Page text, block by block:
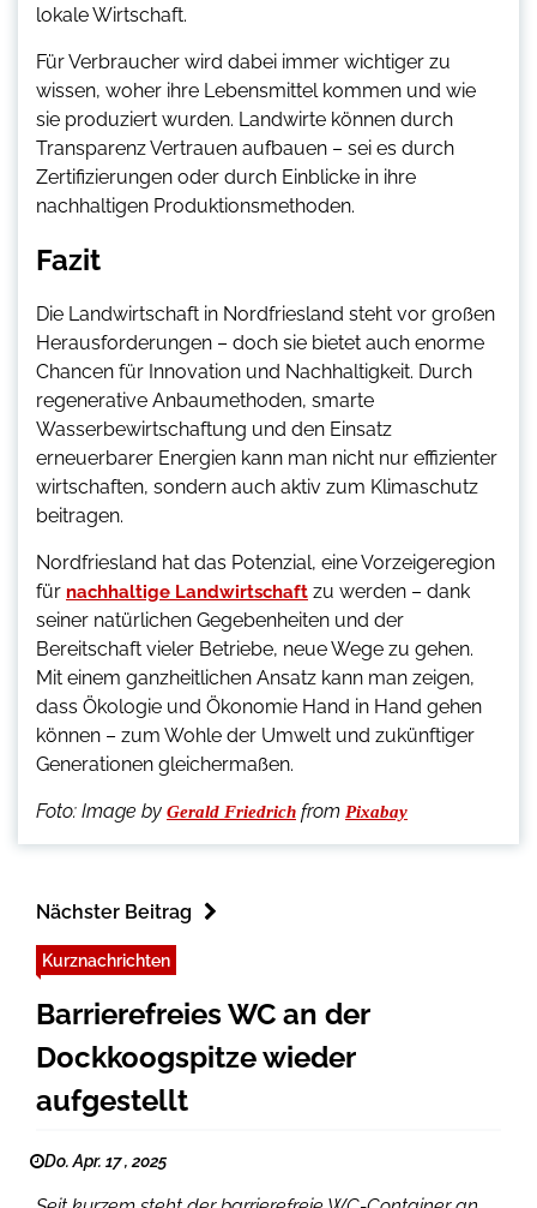
lokale Wirtschaft.
Für Verbraucher wird dabei immer wichtiger zu
wissen, woher ihre Lebensmittel kommen und wie
sie produziert wurden. Landwirte können durch
Transparenz Vertrauen aufbauen – sei es durch
Zertifizierungen oder durch Einblicke in ihre
nachhaltigen Produktionsmethoden.
Fazit
Die Landwirtschaft in Nordfriesland steht vor großen
Herausforderungen – doch sie bietet auch enorme
Chancen für Innovation und Nachhaltigkeit. Durch
regenerative Anbaumethoden, smarte
Wasserbewirtschaftung und den Einsatz
erneuerbarer Energien kann man nicht nur effizienter
wirtschaften, sondern auch aktiv zum Klimaschutz
beitragen.
Nordfriesland hat das Potenzial, eine Vorzeigeregion
für nachhaltige Landwirtschaft zu werden – dank
seiner natürlichen Gegebenheiten und der
Bereitschaft vieler Betriebe, neue Wege zu gehen.
Mit einem ganzheitlichen Ansatz kann man zeigen,
dass Ökologie und Ökonomie Hand in Hand gehen
können – zum Wohle der Umwelt und zukünftiger
Generationen gleichermaßen.
Foto: Image by Gerald Friedrich from Pixabay
Nächster Beitrag
Kurznachrichten
Barrierefreies WC an der
Dockkoogspitze wieder
aufgestellt
Do. Apr. 17 , 2025